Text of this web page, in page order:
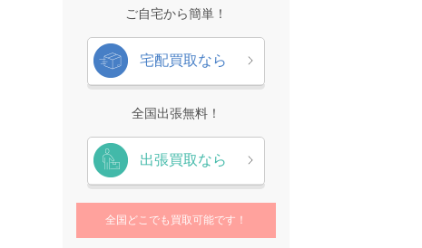
ご自宅から簡単！
宅配買取なら
全国出張無料！
出張買取なら
全国どこでも買取可能です！